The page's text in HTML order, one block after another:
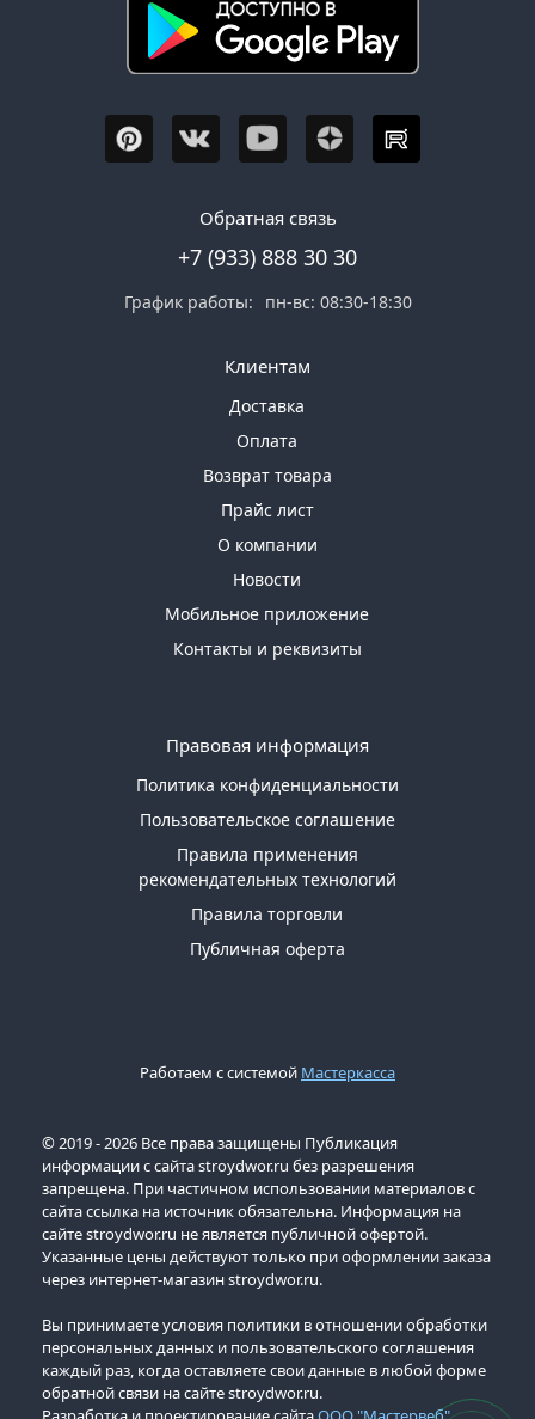
Обратная связь
+7 (933) 888 30 30
График работы: пн-вс: 08:30-18:30
Клиентам
Доставка
Оплата
Возврат товара
Прайс лист
О компании
Новости
Мобильное приложение
Контакты и реквизиты
Правовая информация
Политика конфиденциальности
Пользовательское соглашение
Правила применения
рекомендательных технологий
Правила торговли
Публичная оферта
Работаем с системой Мастеркасса
© 2019 - 2026 Все права защищены Публикация
информации с сайта stroydwor.ru без разрешения
запрещена. При частичном использовании материалов с
сайта ссылка на источник обязательна. Информация на
сайте stroydwor.ru не является публичной офертой.
Указанные цены действуют только при оформлении заказа
через интернет-магазин stroydwor.ru.
Вы принимаете условия политики в отношении обработки
персональных данных и пользовательского соглашения
каждый раз, когда оставляете свои данные в любой форме
обратной связи на сайте stroydwor.ru.